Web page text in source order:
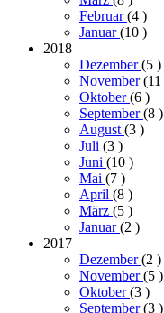
Februar(4 )
Januar(10 )
2018
Dezember(5 )
November(11
Oktober(6 )
September(8 )
August(3 )
Juli (3 )
Juni (10 )
Mai (7 )
April (8 )
März (5 )
Januar(2 )
2017
Dezember(2 )
November(5 )
Oktober(3 )
September(3 )